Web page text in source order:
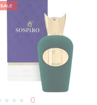
SALE
0